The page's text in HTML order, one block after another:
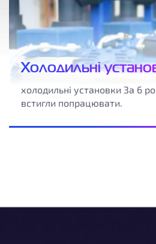
Холодильні
холодильні установки За 6
встигли попрацювати.